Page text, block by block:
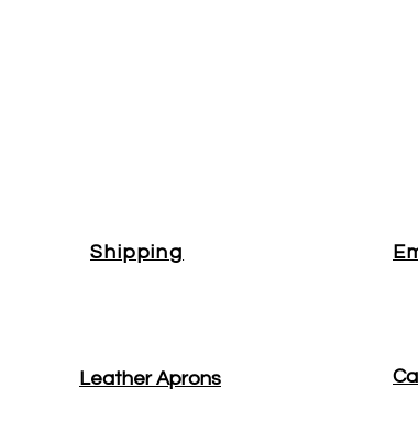
Shipping
Leather Aprons